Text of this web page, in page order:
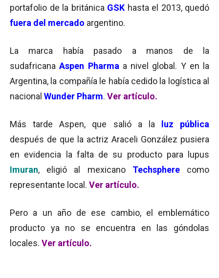
portafolio de la británica GSK hasta el 2013, quedó
fuera del mercado argentino.
La marca había pasado a manos de la
sudafricanaAspen Pharma a nivel global. Y en la
Argentina, la compañía le había cedido la logística al
nacional Wunder Pharm. Ver artículo.
Más tarde Aspen, que salió a la
luz pública
después de que la actriz Araceli González pusiera
en evidencia la falta de su producto para lupus
Imuran, eligió al mexicano Techsphere
como
representante local. Ver artículo.
Pero a un año de ese cambio, el emblemático
producto ya no se encuentra en las góndolas
locales. Ver artículo.